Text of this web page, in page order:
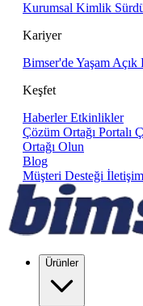
Kurumsal Kimlik
Kariyer
Bimser'de Yaşam Açık
Keşfet
Haberler Etkinlikler
Çözüm Ortağı Portalı
Ortağı Olun
Blog
Müşteri Desteği İletişim
Ürünler